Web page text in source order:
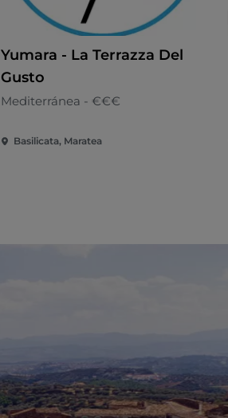
Yumara - La Terrazza Del
Gusto
Mediterránea - €€€
Basilicata, Maratea